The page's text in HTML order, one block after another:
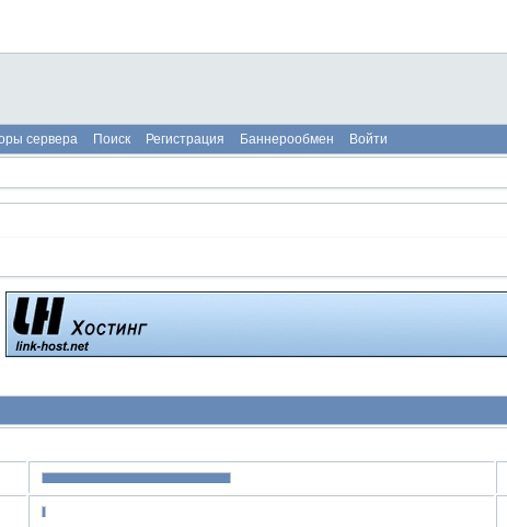
сервера Поиск Регистрация Баннерообмен Войти